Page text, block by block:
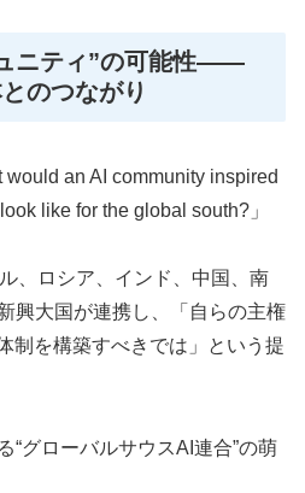
ニティ”の可能性――
のつながり
an AI community inspired
like for the global south?」
、ロシア、インド、中国、南
興大国が連携し、「自らの主権
制を構築すべきでは」という提
“グローバルサウスAI連合”の萌